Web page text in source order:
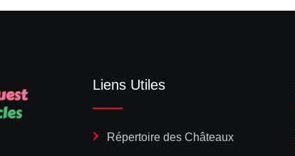
Liens Utiles
Répertoire des Châteaux